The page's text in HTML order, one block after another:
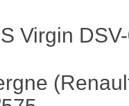
Virgin